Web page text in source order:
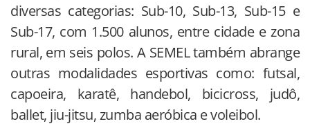
diversas categorias: Sub-10, Sub-13, Sub-15 e
Sub-17, com 1.500 alunos, entre cidade e zona
rural, em seis polos. A SEMEL também abrange
outras modalidades esportivas como: futsal,
capoeira, karatê, handebol, bicicross, judô,
ballet, jiu-jitsu, zumba aeróbica e voleibol.